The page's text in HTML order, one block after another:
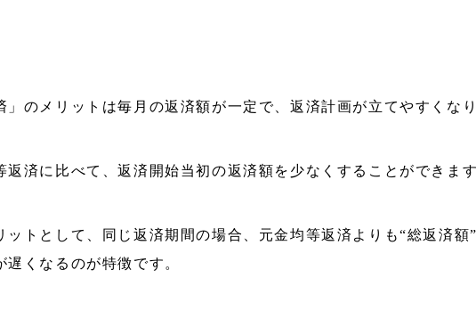
」のメリットは毎月の返済額が一定で、返済計画が立てやすくなり
返済に比べて、返済開始当初の返済額を少なくすることができます
ットとして、同じ返済期間の場合、元金均等返済よりも“総返済額
遅くなるのが特徴です。